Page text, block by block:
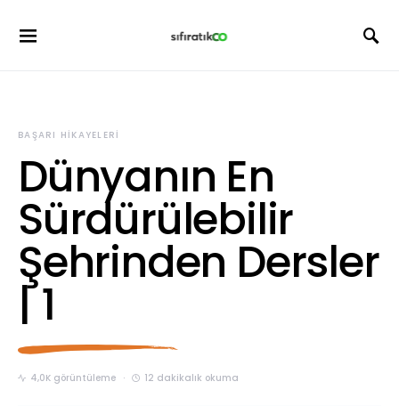
BAŞARI HIKAYELERI
Dünyanın En
Sürdürülebilir
Şehrinden Dersler
| 1
4,0K görüntüleme 12 dakikalık okuma